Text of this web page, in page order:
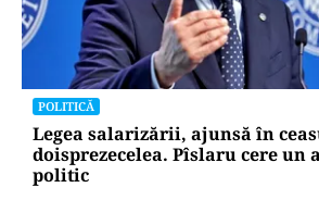
POLITICĂ
Legea salarizării, ajunsă în
doisprezecelea. Pîslaru cere
politic